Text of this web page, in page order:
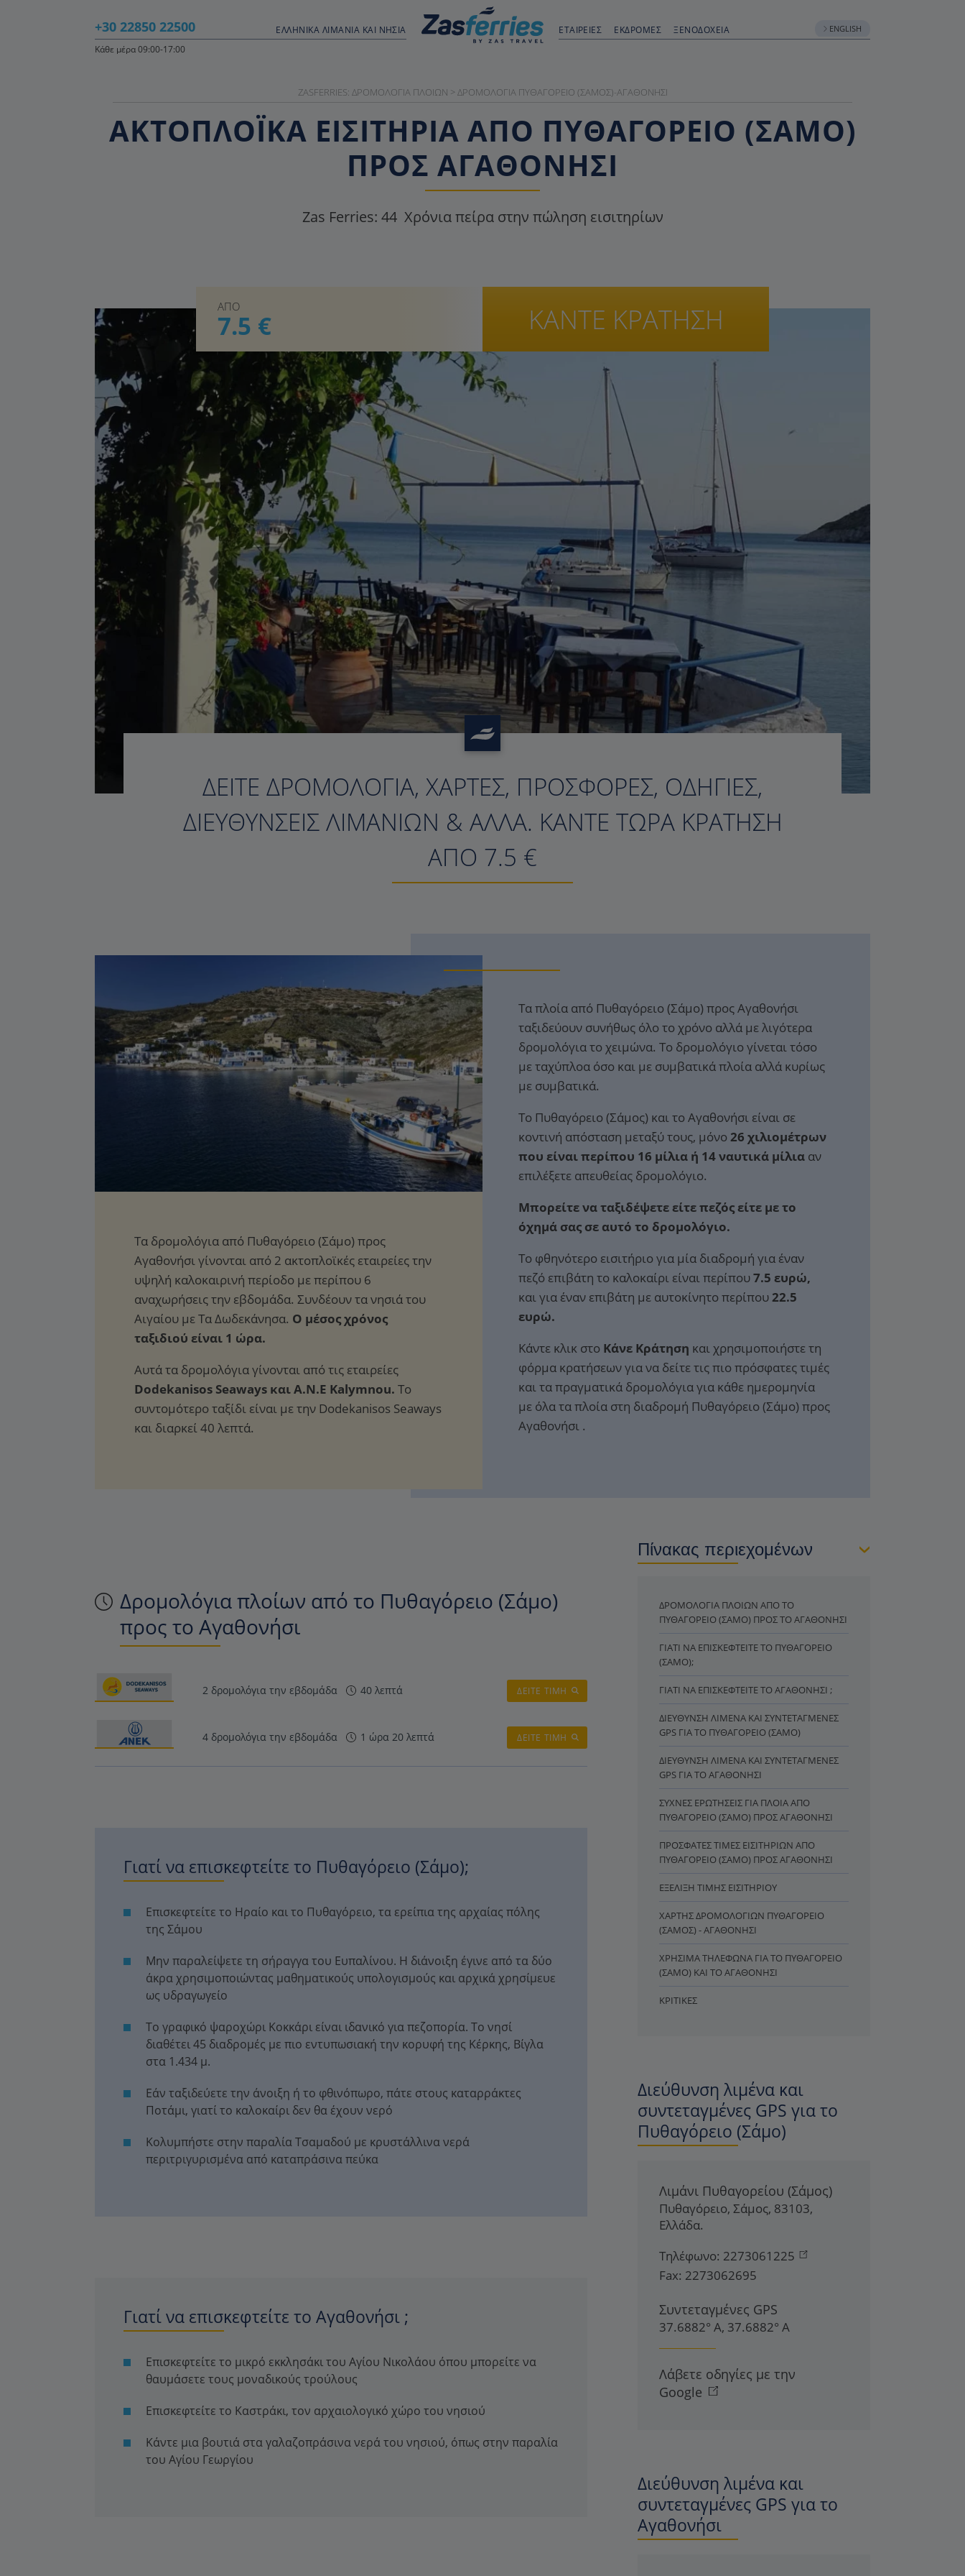
+30 22850 22500 ΕΛΛΗΝΙΚΆ ΛΙΜΆΝΙΑ ΚΑΙ ΝΗΣΙΆ ΕΤΑΙΡΕΙΕΣ ΕΚΔΡΟΜΈΣ ΞΕΝΟΔΟΧΕΊΑ ENGLISH
Κάθε μέρα 09:00-17:00
ZASFERRIES: ΔΡΟΜΟΛΌΓΙΑ ΠΛΟΊΩΝ > ΔΡΟΜΟΛΌΓΙΑ ΠΥΘΑΓΌΡΕΙΟ (ΣΆΜΟΣ)-ΑΓΑΘΟΝΉΣΙ
ΑΚΤΟΠΛΟΪΚΑ ΕΙΣΙΤΉΡΙΑ ΑΠΌ ΠΥΘΑΓΌΡΕΙΟ (ΣΆΜΟ)
ΠΡΟΣ ΑΓΑΘΟΝΉΣΙ
Zas Ferries: 44Χρόνια πείρα στην πώληση εισιτηρίων
ΑΠΟ
7.5 € ΚΑΝΤΕ ΚΡΑΤΗΣΗ
ΔΕΊΤΕ ΔΡΟΜΟΛΌΓΙΑ, ΧΆΡΤΕΣ, ΠΡΟΣΦΟΡΈΣ, ΟΔΗΓΊΕΣ,
ΔΙΕΥΘΎΝΣΕΙΣ ΛΙΜΑΝΙΏΝ & ΆΛΛΑ. ΚΆΝΤΕ ΤΏΡΑ ΚΡΆΤΗΣΗ
ΑΠΌ 7.5 €
Ο μέσος χρόνος
ταξιδιού είναι 1 ώρα.
Αυτά τα δρομολόγια γίνονται από τις εταιρείες
Dodekanisos Seaways και A.N.E Kalymnou. Το
συντομότερο ταξίδι είναι με την Dodekanisos Seaways
και διαρκεί 40 λεπτά.
Τα πλοία από Πυθαγόρειο (Σάμο) προς Αγαθονήσι
ταξιδεύουν συνήθως όλο το χρόνο αλλά με λιγότερα
δρομολόγια το χειμώνα. Το δρομολόγιο γίνεται τόσο
με ταχύπλοα όσο και με συμβατικά πλοία αλλά κυρίως
με συμβατικά.
Το Πυθαγόρειο (Σάμος) και το Αγαθονήσι είναι σε
κοντινή απόσταση μεταξύ τους, μόνο26 χιλιομέτρων
που είναι περίπου 16 μίλια ή 14 ναυτικά μίλια αν
επιλέξετε απευθείας δρομολόγιο.
Μπορείτε να ταξιδέψετε είτε πεζός είτε με το
όχημά σας σε αυτό το δρομολόγιο.
Το φθηνότερο εισιτήριο για μία διαδρομή για έναν
πεζό επιβάτη το καλοκαίρι είναι περίπου7.5 ευρώ,
και για έναν επιβάτη με αυτοκίνητο περίπου22.5
ευρώ.
Κάντε κλικ στο Κάνε Κράτηση και χρησιμοποιήστε τη
φόρμα κρατήσεων για να δείτε τις πιο πρόσφατες τιμές
και τα πραγματικά δρομολόγια για κάθε ημερομηνία
με όλα τα πλοία στη διαδρομή Πυθαγόρειο (Σάμο) προς
Αγαθονήσι .
Δρομολόγια πλοίων από το Πυθαγόρειο (Σάμο)
προς το Αγαθονήσι
2 δρομολόγια την εβδομάδα 40 λεπτά ΔΕΙΤΕ ΤΙΜΗ
4 δρομολόγια την εβδομάδα 1 ώρα 20 λεπτά ΔΕΙΤΕ ΤΙΜΗ
Γιατί να επισκεφτείτε το Πυθαγόρειο (Σάμο);
Επισκεφτείτε το Ηραίο και το Πυθαγόρειο, τα ερείπια της αρχαίας πόλης
της Σάμου
Μην παραλείψετε τη σήραγγα του Ευπαλίνου. Η διάνοιξη έγινε από τα δύο
άκρα χρησιμοποιώντας μαθηματικούς υπολογισμούς και αρχικά χρησίμευε
ως υδραγωγείο
Το γραφικό ψαροχώρι Κοκκάρι είναι ιδανικό για πεζοπορία. Το νησί
διαθέτει 45 διαδρομές με πιο εντυπωσιακή την κορυφή της Κέρκης, Βίγλα
στα 1.434 μ.
Εάν ταξιδεύετε την άνοιξη ή το φθινόπωρο, πάτε στους καταρράκτες
Ποτάμι, γιατί το καλοκαίρι δεν θα έχουν νερό
Κολυμπήστε στην παραλία Τσαμαδού με κρυστάλλινα νερά
περιτριγυρισμένα από καταπράσινα πεύκα
Γιατί να επισκεφτείτε το Αγαθονήσι ;
Επισκεφτείτε το μικρό εκκλησάκι του Αγίου Νικολάου όπου μπορείτε να
θαυμάσετε τους μοναδικούς τρούλους
Επισκεφτείτε το Καστράκι, τον αρχαιολογικό χώρο του νησιού
Κάντε μια βουτιά στα γαλαζοπράσινα νερά του νησιού, όπως στην παραλία
του Αγίου Γεωργίου
Πίνακας περιεχομένων
ΔΡΟΜΟΛΌΓΙΑ ΠΛΟΊΩΝ ΑΠΌ ΤΟ
ΠΥΘΑΓΌΡΕΙΟ (ΣΆΜΟ) ΠΡΟΣ ΤΟ ΑΓΑΘΟΝΉΣΙ
ΓΙΑΤΊ ΝΑ ΕΠΙΣΚΕΦΤΕΊΤΕ ΤΟ ΠΥΘΑΓΌΡΕΙΟ
(ΣΆΜΟ);
ΓΙΑΤΊ ΝΑ ΕΠΙΣΚΕΦΤΕΊΤΕ ΤΟ ΑΓΑΘΟΝΉΣΙ ;
ΔΙΕΎΘΥΝΣΗ ΛΙΜΈΝΑ ΚΑΙ ΣΥΝΤΕΤΑΓΜΈΝΕΣ
GPS ΓΙΑ ΤΟ ΠΥΘΑΓΌΡΕΙΟ (ΣΆΜΟ)
ΔΙΕΎΘΥΝΣΗ ΛΙΜΈΝΑ ΚΑΙ ΣΥΝΤΕΤΑΓΜΈΝΕΣ
GPS ΓΙΑ ΤΟ ΑΓΑΘΟΝΉΣΙ
ΣΥΧΝΈΣ ΕΡΩΤΉΣΕΙΣ ΓΙΑ ΠΛΟΊΑ ΑΠΌ
ΠΥΘΑΓΌΡΕΙΟ (ΣΆΜΟ) ΠΡΟΣ ΑΓΑΘΟΝΉΣΙ
ΠΡΌΣΦΑΤΕΣ ΤΙΜΈΣ ΕΙΣΙΤΗΡΊΩΝ ΑΠΌ
ΠΥΘΑΓΌΡΕΙΟ (ΣΆΜΟ) ΠΡΟΣ ΑΓΑΘΟΝΉΣΙ
ΕΞΈΛΙΞΗ ΤΙΜΉΣ ΕΙΣΙΤΗΡΊΟΥ
ΧΆΡΤΗΣ ΔΡΟΜΟΛΟΓΊΩΝ ΠΥΘΑΓΌΡΕΙΟ
(ΣΆΜΟΣ) - ΑΓΑΘΟΝΉΣΙ
ΧΡΉΣΙΜΑ ΤΗΛΈΦΩΝΑ ΓΙΑ ΤΟ ΠΥΘΑΓΌΡΕΙΟ
(ΣΆΜΟ) ΚΑΙ ΤΟ ΑΓΑΘΟΝΉΣΙ
ΚΡΙΤΙΚΈΣ
Διεύθυνση λιμένα και
συντεταγμένες GPS για το
Πυθαγόρειο (Σάμο)
Λιμάνι Πυθαγορείου (Σάμος)
Πυθαγόρειο, Σάμος, 83103,
Ελλάδα.
Τηλέφωνο: 2273061225
Fax: 2273062695
Συντεταγμένες GPS
37.6882° Α, 37.6882° Α
Λάβετε οδηγίες με την
Google
Διεύθυνση λιμένα και
συντεταγμένες GPS για το
Αγαθονήσι